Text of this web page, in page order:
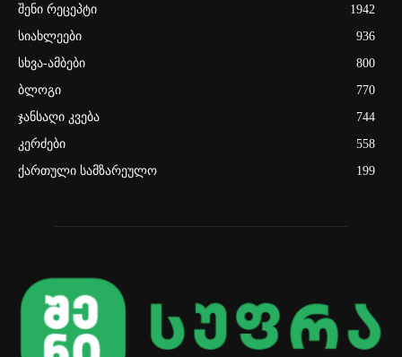
შენი რეცეპტი
1942
სიახლეები
936
სხვა-ამბები
800
ბლოგი
770
ჯანსაღი კვება
744
კერძები
558
ქართული სამზარეულო
199